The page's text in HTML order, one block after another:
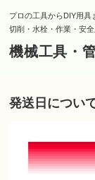
プロの工具からDIY用具
切削・水栓・作業・安
機械工具・
発送日につい